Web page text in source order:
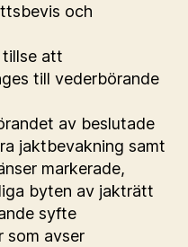
och
att
till vederbörande
av beslutade
jaktbevakning samt
markerade,
byten av jakträtt
syfte
som avser